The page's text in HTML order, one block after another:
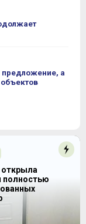
предложение, а
полностью